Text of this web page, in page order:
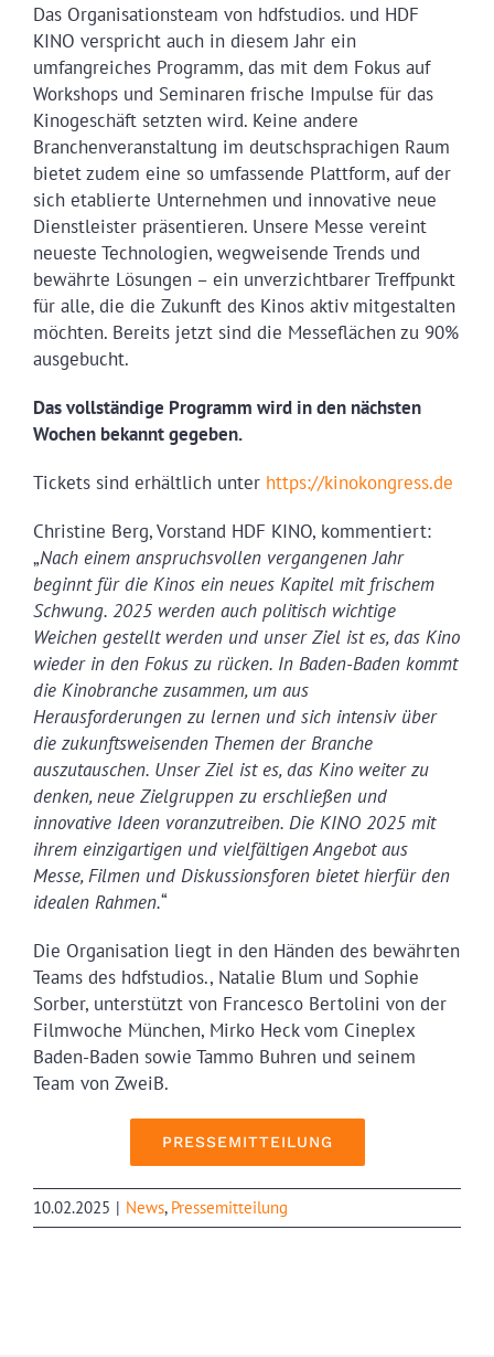
Das Organisationsteam von hdfstudios. und HDF
KINO verspricht auch in diesem Jahr ein
umfangreiches Programm, das mit dem Fokus auf
Workshops und Seminaren frische Impulse für das
Kinogeschäft setzten wird. Keine andere
Branchenveranstaltung im deutschsprachigen Raum
bietet zudem eine so umfassende Plattform, auf der
sich etablierte Unternehmen und innovative neue
Dienstleister präsentieren. Unsere Messe vereint
neueste Technologien, wegweisende Trends und
bewährte Lösungen – ein unverzichtbarer Treffpunkt
für alle, die die Zukunft des Kinos aktiv mitgestalten
möchten. Bereits jetzt sind die Messeflächen zu 90%
ausgebucht.
Das vollständige Programm wird in den nächsten
Wochen bekannt gegeben.
Tickets sind erhältlich unter https://kinokongress.de
Christine Berg, Vorstand HDF KINO, kommentiert:
„Nach einem anspruchsvollen vergangenen Jahr
beginnt für die Kinos ein neues Kapitel mit frischem
Schwung. 2025 werden auch politisch wichtige
Weichen gestellt werden und unser Ziel ist es, das Kino
wieder in den Fokus zu rücken. In Baden-Baden kommt
die Kinobranche zusammen, um aus
Herausforderungen zu lernen und sich intensiv über
die zukunftsweisenden Themen der Branche
auszutauschen. Unser Ziel ist es, das Kino weiter zu
denken, neue Zielgruppen zu erschließen und
innovative Ideen voranzutreiben. Die KINO 2025 mit
ihrem einzigartigen und vielfältigen Angebot aus
Messe, Filmen und Diskussionsforen bietet hierfür den
idealen Rahmen.“
Die Organisation liegt in den Händen des bewährten
Teams des hdfstudios., Natalie Blum und Sophie
Sorber, unterstützt von Francesco Bertolini von der
Filmwoche München, Mirko Heck vom Cineplex
Baden-Baden sowie Tammo Buhren und seinem
Team von ZweiB.
PRESSEMITTEILUNG
10.02.2025 | News, Pressemitteilung